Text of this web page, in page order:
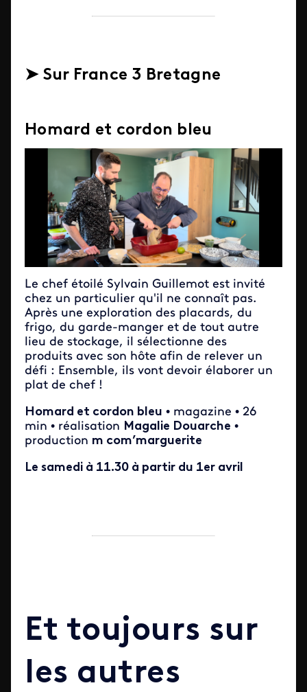
➤ Sur France 3 Bretagne
Homard et cordon bleu
Le chef étoilé Sylvain Guillemot est invité
chez un particulier qu'il ne connaît pas.
Après une exploration des placards, du
frigo, du garde-manger et de tout autre
lieu de stockage, il sélectionne des
produits avec son hôte afin de relever un
défi : Ensemble, ils vont devoir élaborer un
plat de chef !
Homard et cordon bleu • magazine • 26
min • réalisation Magalie Douarche •
production m com’marguerite
Le samedi à 11.30 à partir du 1er avril
Et toujours sur
les autres